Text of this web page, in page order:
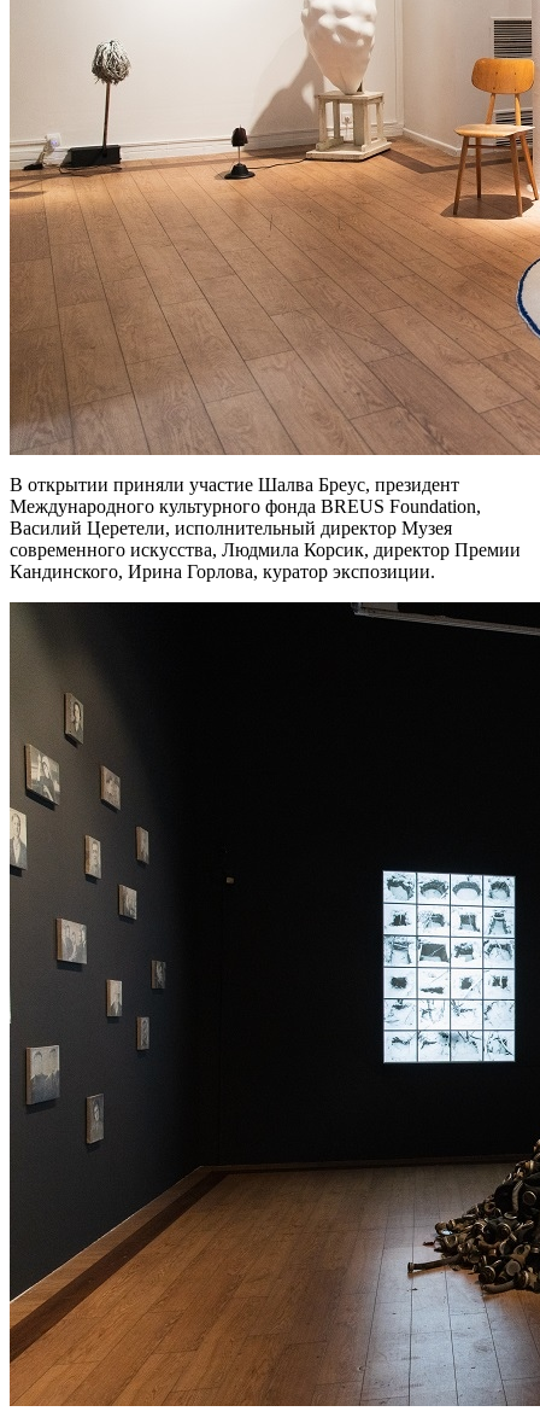
В открытии приняли участие Шалва Бреус, президент
Международного культурного фонда BREUS Foundation,
Василий Церетели, исполнительный директор Музея
современного искусства, Людмила Корсик, директор Премии
Кандинского, Ирина Горлова, куратор экспозиции.